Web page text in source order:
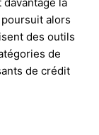
alors
des outils
de
de crédit